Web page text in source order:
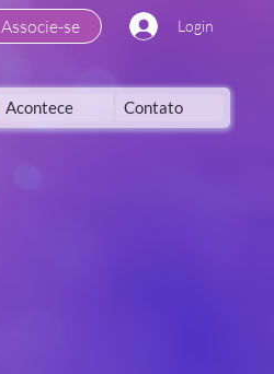
Associe-se Login
Acontece Contato